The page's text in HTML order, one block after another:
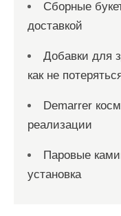
Сборные
доставкой
Добавки для
как не
Demarrer
реализации
Паровые
установка